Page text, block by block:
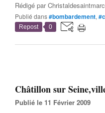
Rédigé parChristaldesaintmarc
Publié dans#bombardement,
Repost 0
Châtillon sur
Publié le 11 Février 2009